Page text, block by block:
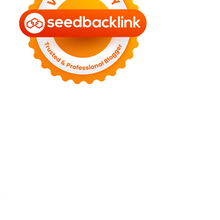
September 2022
►August 2022
(11)
►July 2022(7)
►June 2022(1)
April 2022
March 2022
(2)
February 2022(6)
January 2022 (2)